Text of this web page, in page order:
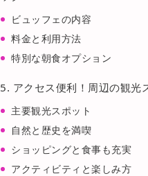
ビュッフェの内容
料金と利用方法
特別な朝食オプション
5. アクセス便利！周辺の観光
主要観光スポット
自然と歴史を満喫
ショッピングと食事も充実
アクティビティと楽しみ方